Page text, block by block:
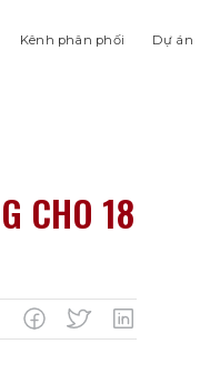
Kênh phân phối Dự án
CHO 18